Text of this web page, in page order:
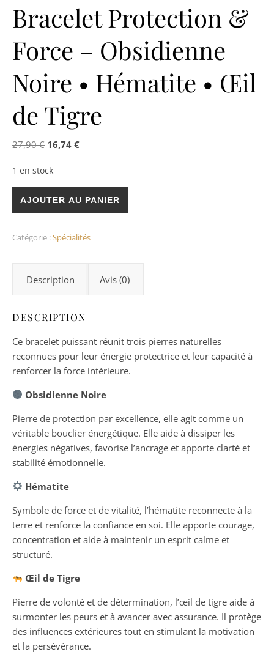
Bracelet Protection &
Force – Obsidienne
Noire • Hématite • Œil
de Tigre
27,90€ Le prix initial était : 27,90 €.
16,74 €Le prix actuel est : 16,74 €.
1 en stock
AJOUTER AU PANIER
Catégorie :Spécialités
Description Avis (0)
DESCRIPTION
Ce bracelet puissant réunit trois pierres naturelles
reconnues pour leur énergie protectrice et leur capacité à
renforcer la force intérieure.
Obsidienne Noire
Pierre de protection par excellence, elle agit comme un
véritable bouclier énergétique. Elle aide à dissiper les
énergies négatives, favorise l’ancrage et apporte clarté et
stabilité émotionnelle.
Hématite
Symbole de force et de vitalité, l’hématite reconnecte à la
terre et renforce la confiance en soi. Elle apporte courage,
concentration et aide à maintenir un esprit calme et
structuré.
Œil de Tigre
Pierre de volonté et de détermination, l’œil de tigre aide à
surmonter les peurs et à avancer avec assurance. Il protège
des influences extérieures tout en stimulant la motivation
et la persévérance.